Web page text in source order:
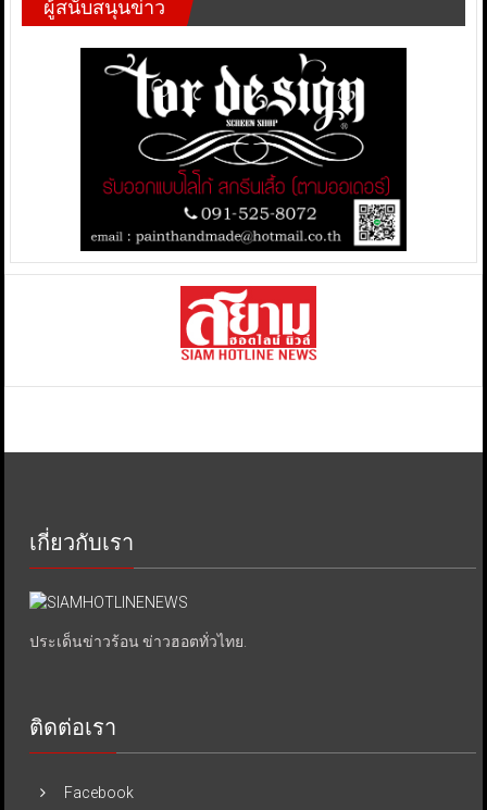
ผู้สนับสนุนข่าว
เกี่ยวกับเรา
ประเด็นข่าวร้อน ข่าวฮอตทั่วไทย.
ติดต่อเรา
Facebook